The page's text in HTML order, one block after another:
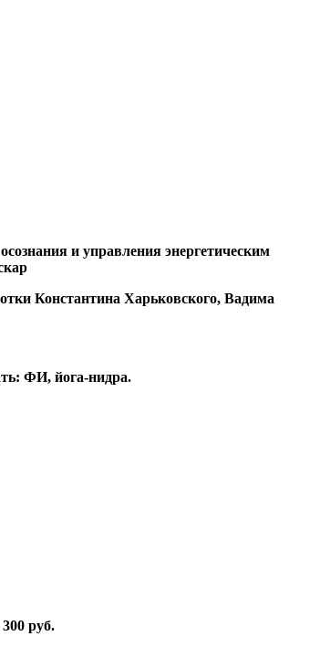
и управления энергетическим
Константина Харьковского, Вадима
ФИ, йога-нидра.
руб.